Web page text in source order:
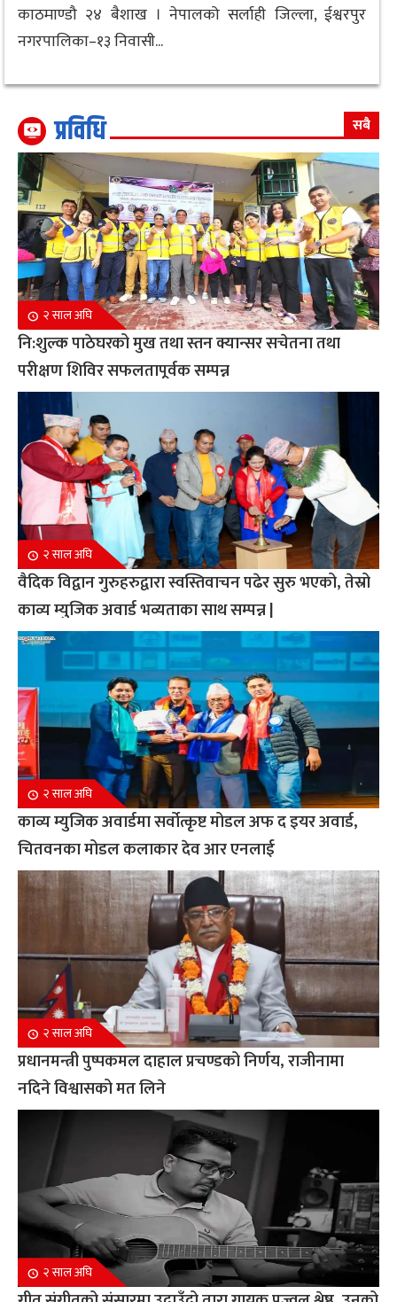
काठमाण्डौ २४ बैशाख । नेपालको सर्लाही जिल्ला, ईश्वरपुर
नगरपालिका–१३ निवासी...
प्रविधि सबै
२ साल अघि
नि:शुल्क पाठेघरको मुख तथा स्तन क्यान्सर सचेतना तथा
परीक्षण शिविर सफलतापूर्वक सम्पन्न
२ साल अघि
वैदिक विद्वान गुरुहरुद्वारा स्वस्तिवाचन पढेर सुरु भएको, तेस्रो
काव्य म्युजिक अवार्ड भव्यताका साथ सम्पन्न |
२ साल अघि
काव्य म्युजिक अवार्डमा सर्वोत्कृष्ट मोडल अफ द इयर अवार्ड,
चितवनका मोडल कलाकार देव आर एनलाई
२ साल अघि
प्रधानमन्त्री पुष्पकमल दाहाल प्रचण्डको निर्णय, राजीनामा
नदिने विश्वासको मत लिने
२ साल अघि